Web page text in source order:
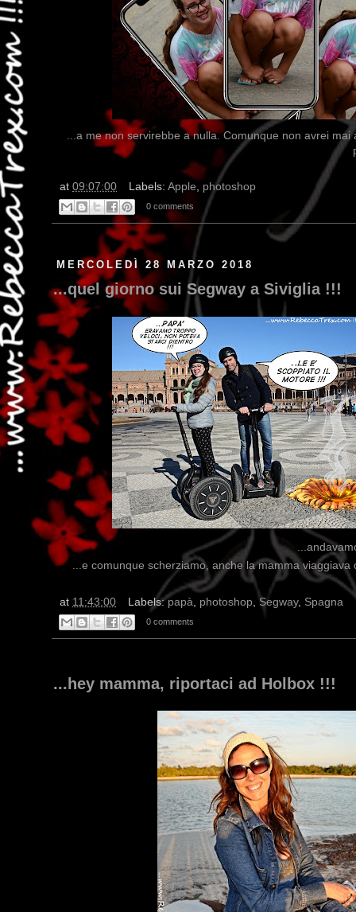
...a me non servirebbe a nulla. Comunque non avrei
at 09:07:00 Labels: Apple, photoshop
0 comments
MERCOLEDÌ 28 MARZO 2018
...quel giorno sui Segway a Siviglia !!!
...e comunque scherziamo, anche la mamma
at 11:43:00 Labels:papà photoshop, Segway, Spagna
0 comments
...hey mamma, riportaci ad Holbox !!!